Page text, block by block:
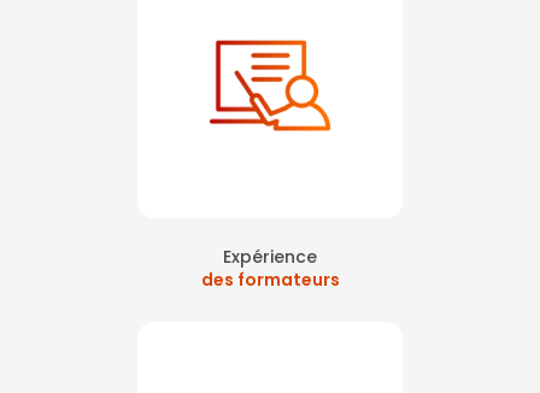
Expérience
des formateurs